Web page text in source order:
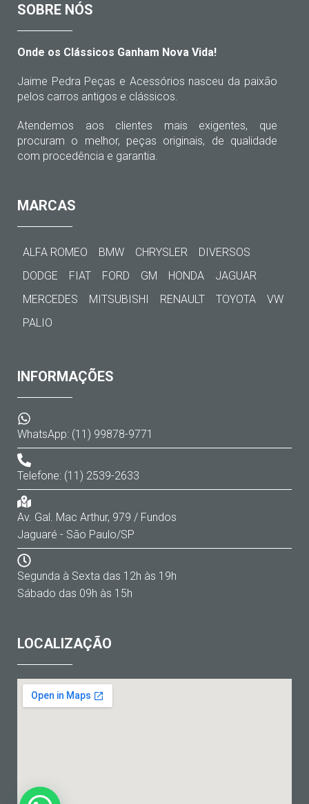
SOBRE NÓS
Onde os Clássicos Ganham Nova Vida!
Jaime Pedra Peças e Acessórios nasceu da paixão
pelos carros antigos e clássicos.
Atendemos aos clientes mais exigentes, que
procuram o melhor, peças originais, de qualidade
com procedência e garantia.
MARCAS
ALFA ROMEO BMW CHRYSLER
DIVERSOS
DODGE
FIAT FORD GM HONDA
JAGUAR
MERCEDES
MITSUBISHI RENAULT TOYOTA
VW
PALIO
INFORMAÇÕES
WhatsApp: (11) 99878-9771
Telefone: (11) 2539-2633
Av. Gal. Mac Arthur, 979 / Fundos
Jaguaré - São Paulo/SP
Segunda à Sexta das 12h às 19h
Sábado das 09h às 15h
LOCALIZAÇÃO